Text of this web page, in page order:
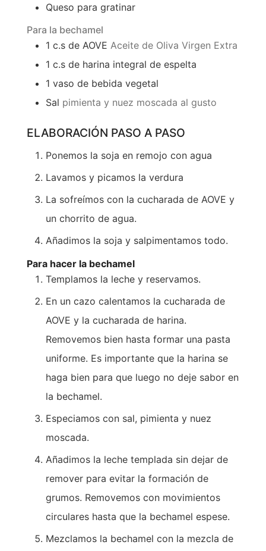
Queso para gratinar
Para la bechamel
1 c.s de AOVE Aceite de Oliva Virgen Extra
1 c.s de harina integral de espelta
1 vaso de bebida vegetal
Sal pimienta y nuez moscada al gusto
ELABORACIÓN PASO A PASO
Ponemos la soja en remojo con agua
Lavamos y picamos la verdura
La sofreímos con la cucharada de AOVE y
un chorrito de agua.
Añadimos la soja y salpimentamos todo.
Para hacer la bechamel
Templamos la leche y reservamos.
En un cazo calentamos la cucharada de
AOVE y la cucharada de harina.
Removemos bien hasta formar una pasta
uniforme. Es importante que la harina se
haga bien para que luego no deje sabor en
la bechamel.
Especiamos con sal, pimienta y nuez
moscada.
Añadimos la leche templada sin dejar de
remover para evitar la formación de
grumos. Removemos con movimientos
circulares hasta que la bechamel espese.
Mezclamos la bechamel con la mezcla de